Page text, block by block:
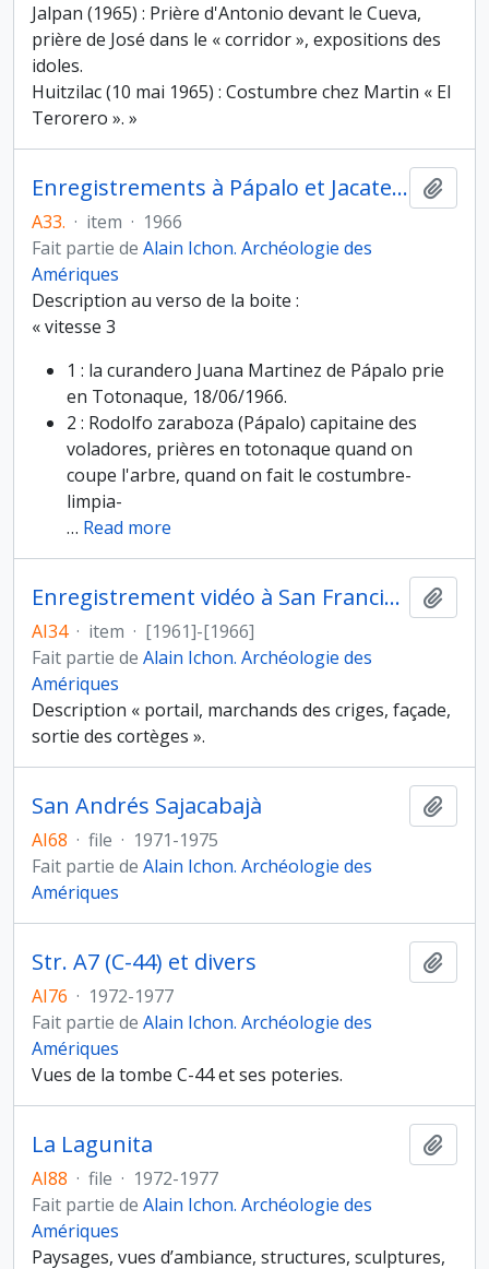
Jalpan (1965) : Prière d'Antonio devant le Cueva,
prière de José dans le « corridor », expositions des
idoles.
Huitzilac (10 mai 1965) : Costumbre chez Martin « El
Terorero ». »
Enregistrements à Pápalo et Jacatepec (1966)
A33. · item · 1966
Fait partie de Alain Ichon. Archéologie des
Amériques
Description au verso de la boite :
« vitesse 3
1 : la curandero Juana Martinez de Pápalo prie
en Totonaque, 18/06/1966.
2 : Rodolfo zaraboza (Pápalo) capitaine des
voladores, prières en totonaque quand on
coupe l'arbre, quand on fait le costumbre-
limpia-
… Read more
Enregistrement vidéo à San Francisco de la fête du Vendredi saint 1/2
AI34 · item · [1961]-[1966]
Fait partie de Alain Ichon. Archéologie des
Amériques
Description « portail, marchands des criges, façade,
sortie des cortèges ».
San Andrés Sajacabajà
AI68 · file · 1971-1975
Fait partie de Alain Ichon. Archéologie des
Amériques
Str. A7 (C-44) et divers
AI76 · 1972-1977
Fait partie de Alain Ichon. Archéologie des
Amériques
Vues de la tombe C-44 et ses poteries.
La Lagunita
AI88 · file · 1972-1977
Fait partie de Alain Ichon. Archéologie des
Amériques
Paysages, vues d’ambiance, structures, sculptures,